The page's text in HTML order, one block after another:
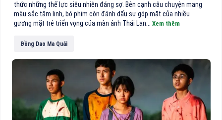
thức những thế lực siêu nhiên đáng sợ. Bên cạnh câu chuyện mang
màu sắc tâm linh, bộ phim còn đánh dấu sự góp mặt của nhiều
gương mặt trẻ triển vọng của màn ảnh Thái Lan... Xem thêm
Đồng Dao Ma Quái